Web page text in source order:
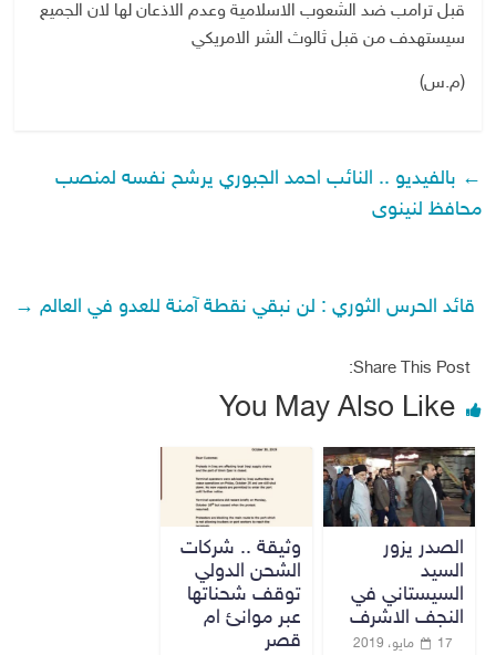
قبل ترامب ضد الشعوب الاسلامية وعدم الاذعان لها لان الجميع
سيستهدف من قبل ثالوث الشر الامريكي
(م.س)
← بالفيديو .. النائب احمد الجبوري يرشح نفسه لمنصب
محافظ لنينوى
قائد الحرس الثوري : لن نبقي نقطة آمنة للعدو في العالم →
Share This Post:
You May Also Like
الصدر يزور
السيد
السيستاني في
النجف الاشرف
17 مايو، 2019
وثيقة .. شركات
الشحن الدولي
توقف شحناتها
عبر موانئ ام
قصر